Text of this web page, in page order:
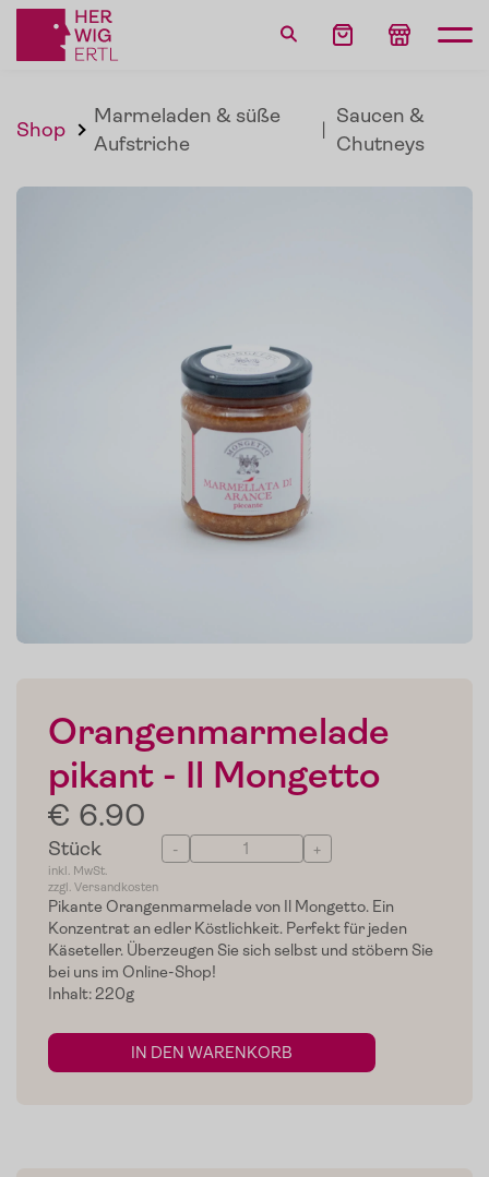
Shop
Marmeladen & süße
Aufstriche
|
Saucen &
Chutneys
Orangenmarmelade
pikant - Il Mongetto
€ 6.90
Stück - +
inkl. MwSt.
zzgl. Versandkosten
Pikante Orangenmarmelade von Il Mongetto. Ein
Konzentrat an edler Köstlichkeit. Perfekt für jeden
Käseteller. Überzeugen Sie sich selbst und stöbern Sie
bei uns im Online-Shop!
Inhalt: 220g
IN DEN WARENKORB